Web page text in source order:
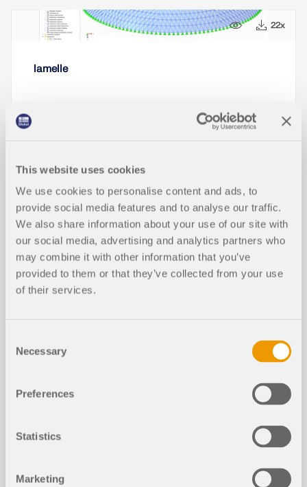
This website uses cookies
We use cookies to personalise content and ads, to
provide social media features and to analyse our traffic.
We also share information about your use of our site with
our social media, advertising and analytics partners who
may combine it with other information that you’ve
provided to them or that they’ve collected from your use
of their services.
Selection
Necessary
Preferences
Statistics
Marketing
9x 22x
lamelle
Articles de la base de connaissance
Conception de semelle isolée rectan
gulaire selon ACI dans RFEM 6
NOUVEAU
conformément à l'ACI 318 [1] et à l'IBC [2] peut